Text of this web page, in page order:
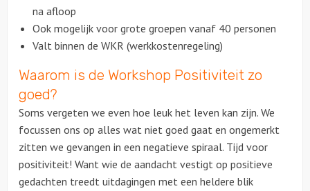
Dinerspellen
Workshops
Creatieve workshops
Culinaire workshops
Actieve workshops
na afloop
Ook mogelijk voor grote groepen vanaf 40 personen
Valt binnen de WKR (werkkostenregeling)
Waarom is de Workshop Positiviteit zo
goed?
Soms vergeten we even hoe leuk het leven kan zijn. We
focussen ons op alles wat niet goed gaat en ongemerkt
zitten we gevangen in een negatieve spiraal. Tijd voor
positiviteit! Want wie de aandacht vestigt op positieve
gedachten treedt uitdagingen met een heldere blik